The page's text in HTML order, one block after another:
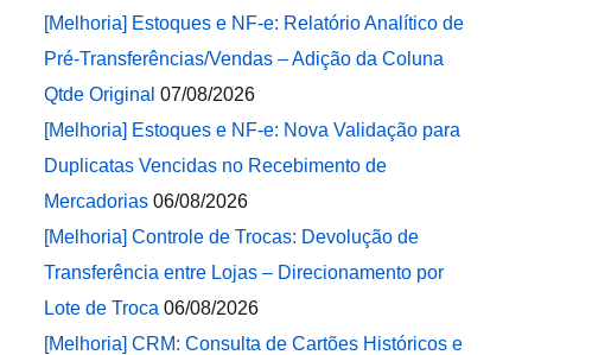
[Melhoria] Estoques e NF-e: Relatório Analítico de
Pré-Transferências/Vendas – Adição da Coluna
Qtde Original 07/08/2026
[Melhoria] Estoques e NF-e: Nova Validação para
Duplicatas Vencidas no Recebimento de
Mercadorias 06/08/2026
[Melhoria] Controle de Trocas: Devolução de
Transferência entre Lojas – Direcionamento por
Lote de Troca 06/08/2026
[Melhoria] CRM: Consulta de Cartões Históricos e